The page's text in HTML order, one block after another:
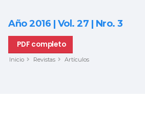
Año 2016 | Vol. 27 | Nro. 3
PDF completo
Inicio Revistas Artículos